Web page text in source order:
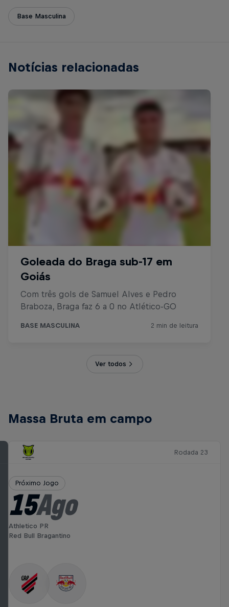
Base Masculina
Notícias relacionadas
Ver todos
Massa Bruta em campo
Rodada 23
Próximo Jogo
15Ago
Athletico PR
Red Bull Bragantino